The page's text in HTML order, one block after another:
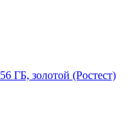
ГБ, золотой (Ростест)